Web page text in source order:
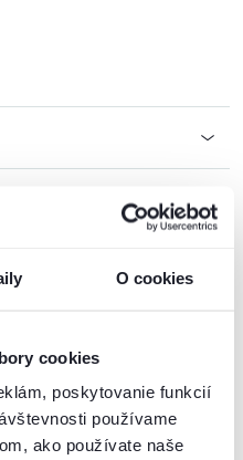
O cookies
cookies
poskytovanie funkcií
používame
ako používate naše
informácie?
radi poradíme